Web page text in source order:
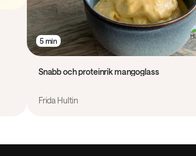
5 min
Snabb och proteinrik mangoglass
Frida Hultin